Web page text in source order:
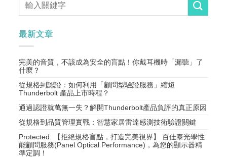
最新文章
完美的音質，不該成為安全的盲點！你戴耳機時「漏聽」了
什麼？
從規格到認證：如何利用「顧問型驗證服務」縮短
Thunderbolt 產品上市時程？
通過認證就萬無一失？解開Thunderbolt產品負評的真正原因
從規格到品質管理實戰：智慧家居雷達感測技術驗證關鍵
Protected: 【拒絕規格盲點，打造完美視界】 百佳泰光學性
能顧問服務(Panel Optical Performance)，為您的顯示器精
準定調！